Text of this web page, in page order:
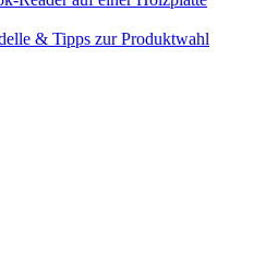
& Tipps zur Produktwahl